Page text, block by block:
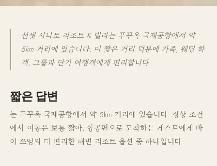
선셋 사나토 리조트 & 빌라는 푸꾸옥 국제공항에서 약
5km 거리에 있습니다. 이 짧은 거리 덕분에 가족, 웨딩 하
객, 그룹과 단기 여행객에게 편리합니다.
짧은 답변
는 푸꾸옥 국제공항에서 약 5km 거리에 있습니다. 정상 조건
에서 이동은 보통 짧아, 항공편으로 도착하는 게스트에게 바
이 쯔엉의 더 편리한 해변 리조트 옵션 중 하나입니다.